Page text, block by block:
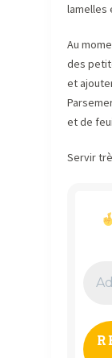
lamelles
Au
des
et
et de
Servir
e-
*